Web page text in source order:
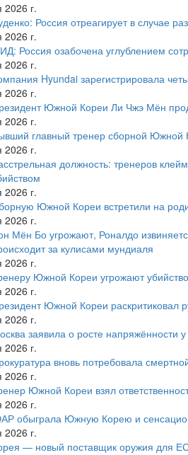
г.
Россия отреагирует в случае
г.
Россия озабочена углублением
г.
Hyundai зарегистрировала
г.
Южной Кореи Ли Чжэ Мён
г.
главный тренер сборной Южной
г.
должность: тренеров
г.
Южной Кореи встретили на
г.
Мён Бо угрожают, Роналдо
за кулисами мундиаля
г.
Южной Кореи угрожают
г.
Южной Кореи раскритиковал
г.
заявила о росте
г.
вновь потребовала
г.
Южной Кореи взял
г.
обыграла Южную Корею и
г.
— новый поставщик оружия для